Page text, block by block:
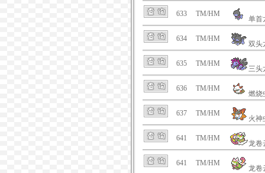
633 TM/HM
单首
634 TM/HM
双头
635 TM/HM
三头
636 TM/HM
燃烧
637 TM/HM
火神
641 TM/HM
龙卷
641 TM/HM
龙卷